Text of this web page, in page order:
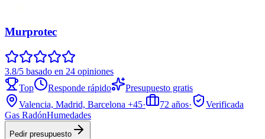
Murprotec
3.8/5 basado en 24 opiniones
Top
Responde rápido
Presupuesto gratis
Valencia, Madrid, Barcelona +45· 72 años·
Verificada
Gas RadónHumedades
Pedir presupuesto